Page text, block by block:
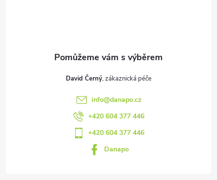
David Černý
info@danapo.cz
+420 604 377 446
+420 604 377 446
Danapo